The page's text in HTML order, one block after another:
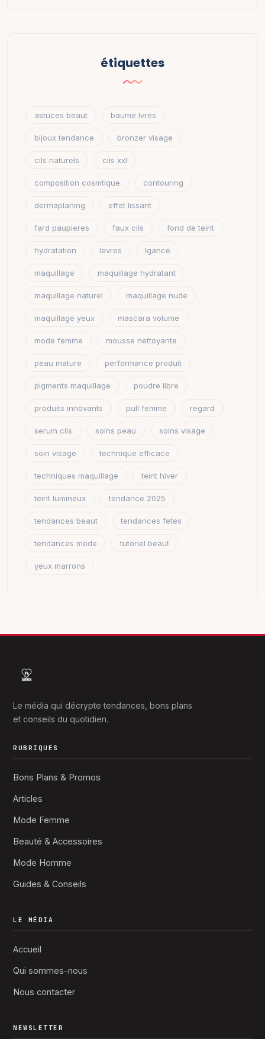
étiquettes
astuces beaut baume lvres
bijoux tendance bronzer visage
cils naturels cils xxl
composition cosmtique contouring
dermaplaning effet lissant
fard paupieres faux cils fond de teint
hydratation levres lgance
maquillage maquillage hydratant
maquillage naturel maquillage nude
maquillage yeux mascara volume
mode femme mousse nettoyante
peau mature performance produit
pigments maquillage poudre libre
produits innovants pull femme regard
serum cils soins peau soins visage
soin visage technique efficace
techniques maquillage teint hiver
teint lumineux tendance 2025
tendances beaut tendances fetes
tendances mode tutoriel beaut
yeux marrons
Le média qui décrypte tendances, bons plans
et conseils du quotidien.
RUBRIQUES
Bons Plans & Promos
Articles
Mode Femme
Beauté & Accessoires
Mode Homme
Guides & Conseils
LE MÉDIA
Accueil
Qui sommes-nous
Nous contacter
NEWSLETTER